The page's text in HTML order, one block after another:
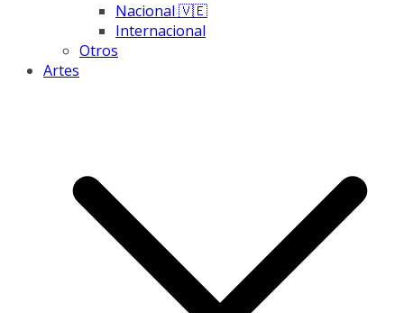
Nacional 🇻🇪
Internacional
Otros
Artes